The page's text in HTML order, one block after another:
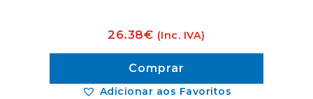
Adicionar aos Favoritos
26.38€ (Inc. IVA)
Comprar